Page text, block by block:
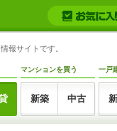
報サイトです。
マンションを買う
新築 中古
一戸